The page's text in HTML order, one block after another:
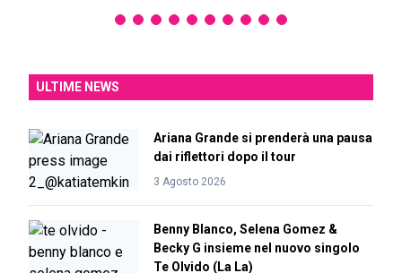
ULTIME NEWS
Ariana Grande si prenderà una pausa
dai riflettori dopo il tour
3 Agosto 2026
Benny Blanco, Selena Gomez &
Becky G insieme nel nuovo singolo
Te Olvido (La La)